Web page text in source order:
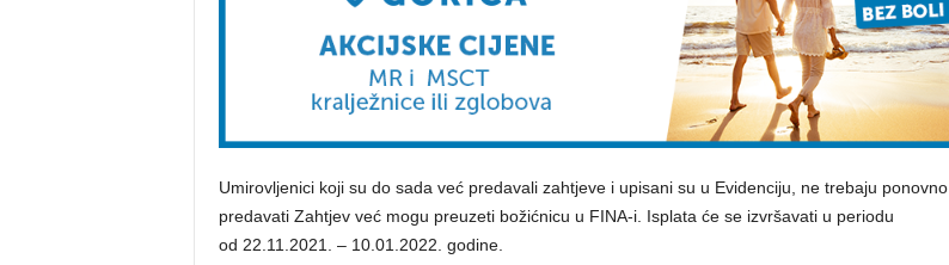
Umirovljenici koji su do sada već predavali zahtjeve i upisani su u Evidenciju, ne trebaju ponovno
predavati Zahtjev već mogu preuzeti božićnicu u FINA-i. Isplata će se izvršavati u periodu
od 22.11.2021. – 10.01.2022. godine.